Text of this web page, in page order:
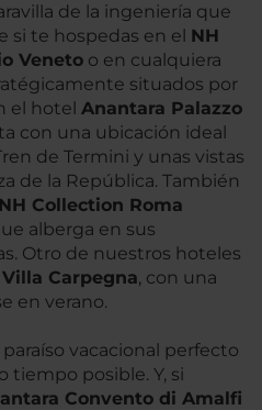
de la ingeniería que
si te hospedas en el NH
Veneto o en cualquiera
situados por
el hotel Anantara Palazzo
con una ubicación ideal
de Termini y unas vistas
de la República. También
NH Collection Roma
alberga en sus
Otro de nuestros hoteles
Carpegna, con una
en verano.
vacacional perfecto
tiempo posible. Y, si
Convento di Amalfi